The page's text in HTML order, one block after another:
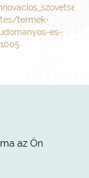
termek-
es-
az Ön